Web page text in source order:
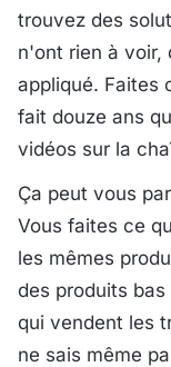
trouvez des
n'ont rien à voir,
appliqué. Faites
fait douze ans
vidéos sur la
Ça peut vous
Vous faites ce
les mêmes
des produits
qui vendent les
ne sais même